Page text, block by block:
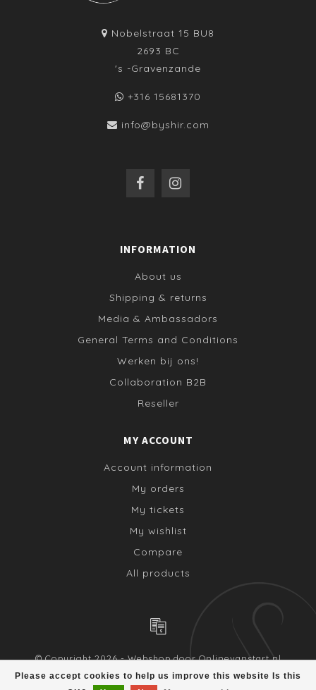
Please accept cookies to help us improve this website Is this
Nobelstraat 15 BU8
2693 BC
's -Gravenzande
+316 15681370
info@byshir.com
INFORMATION
About us
Shipping & returns
Media & Ambassadors
General Terms and Conditions
Werken bij ons!
Collaboration B2B
Reseller
MY ACCOUNT
Account information
My orders
My tickets
My wishlist
Compare
All products
© Copyright 2026 - Webshop doorOnlinevanstart.nl